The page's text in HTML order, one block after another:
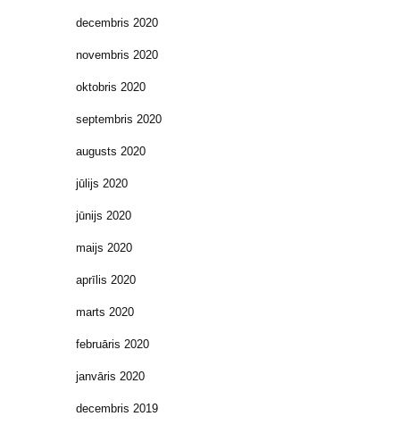
decembris 2020
novembris 2020
oktobris 2020
septembris 2020
augusts 2020
jūlijs 2020
jūnijs 2020
maijs 2020
aprīlis 2020
marts 2020
februāris 2020
janvāris 2020
decembris 2019